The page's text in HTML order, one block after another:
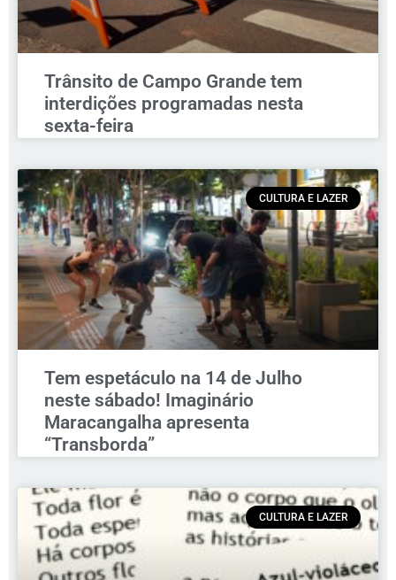
Trânsito de Campo Grande tem
interdições programadas nesta
sexta-feira
CULTURA E LAZER
Tem espetáculo na 14 de Julho
neste sábado! Imaginário
Maracangalha apresenta
“Transborda”
CULTURA E LAZER